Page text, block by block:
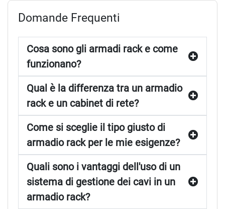
Domande Frequenti
Cosa sono gli armadi rack e come
funzionano?
Qual è la differenza tra un armadio
rack e un cabinet di rete?
Come si sceglie il tipo giusto di
armadio rack per le mie esigenze?
Quali sono i vantaggi dell'uso di un
sistema di gestione dei cavi in un
armadio rack?